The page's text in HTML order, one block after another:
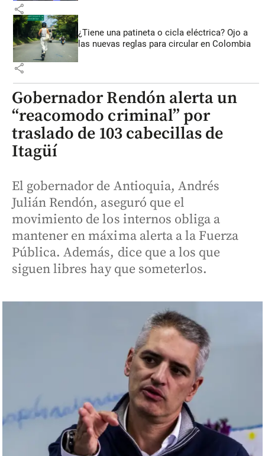
share
¿Tiene una patineta o cicla eléctrica? Ojo a
las nuevas reglas para circular en Colombia
share
Gobernador Rendón alerta un
“reacomodo criminal” por
traslado de 103 cabecillas de
Itagüí
El gobernador de Antioquia, Andrés
Julián Rendón, aseguró que el
movimiento de los internos obliga a
mantener en máxima alerta a la Fuerza
Pública. Además, dice que a los que
siguen libres hay que someterlos.